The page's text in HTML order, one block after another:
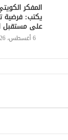
المفكر
يكتب: فرضية
على مستقبل
6 أغسطس، 2026